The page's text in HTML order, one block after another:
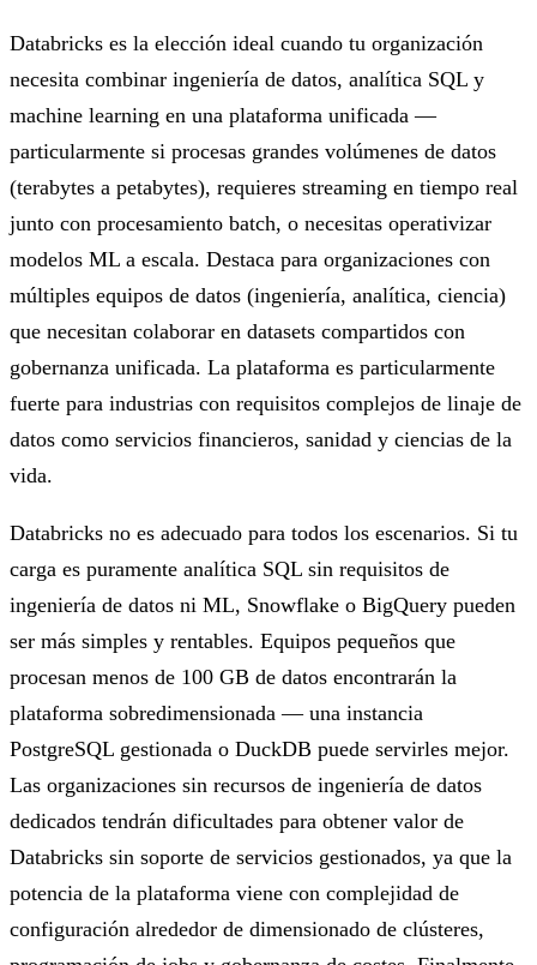
Databricks es la elección ideal cuando tu organización
necesita combinar ingeniería de datos, analítica SQL y
machine learning en una plataforma unificada —
particularmente si procesas grandes volúmenes de datos
(terabytes a petabytes), requieres streaming en tiempo real
junto con procesamiento batch, o necesitas operativizar
modelos ML a escala. Destaca para organizaciones con
múltiples equipos de datos (ingeniería, analítica, ciencia)
que necesitan colaborar en datasets compartidos con
gobernanza unificada. La plataforma es particularmente
fuerte para industrias con requisitos complejos de linaje de
datos como servicios financieros, sanidad y ciencias de la
vida.
Databricks no es adecuado para todos los escenarios. Si tu
carga es puramente analítica SQL sin requisitos de
ingeniería de datos ni ML, Snowflake o BigQuery pueden
ser más simples y rentables. Equipos pequeños que
procesan menos de 100 GB de datos encontrarán la
plataforma sobredimensionada — una instancia
PostgreSQL gestionada o DuckDB puede servirles mejor.
Las organizaciones sin recursos de ingeniería de datos
dedicados tendrán dificultades para obtener valor de
Databricks sin soporte de servicios gestionados, ya que la
potencia de la plataforma viene con complejidad de
configuración alrededor de dimensionado de clústeres,